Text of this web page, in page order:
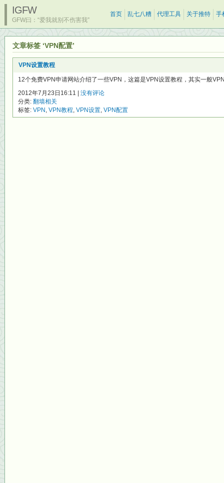
IGFW
GFW曰：“爱我就别不伤害我”
首页 乱七八糟 代理工具 关于推特 手
文章标签 ‘VPN配置’
VPN设置教程
12个免费VPN申请网站介绍了一些VPN，这篇是VPN设置教程，其实一般
2012年7月23日16:11 | 没有评论
分类: 翻墙相关
标签: VPN , VPN教程, VPN设置, VPN配置